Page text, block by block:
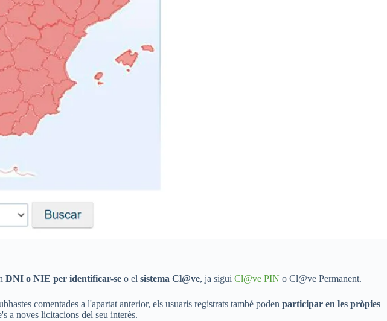
DNI o NIE per identificar-se o el sistema Cl@ve, ja sigui Cl@ve PIN o Cl@ve Permanent.
comentades a l'apartat anterior, els usuaris registrats també poden participar en les pròpies
a noves licitacions del seu interès.